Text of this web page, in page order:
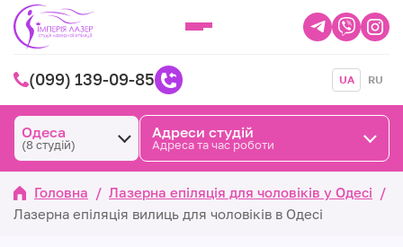
(099) 139-09-85 UA RU
Одеса
(8 студій)
Адреси студій
Адреса та час роботи
Головна / Лазерна епіляція для чоловіків у Одесі
/
Лазерна епіляція вилиць для чоловіків в Одесі